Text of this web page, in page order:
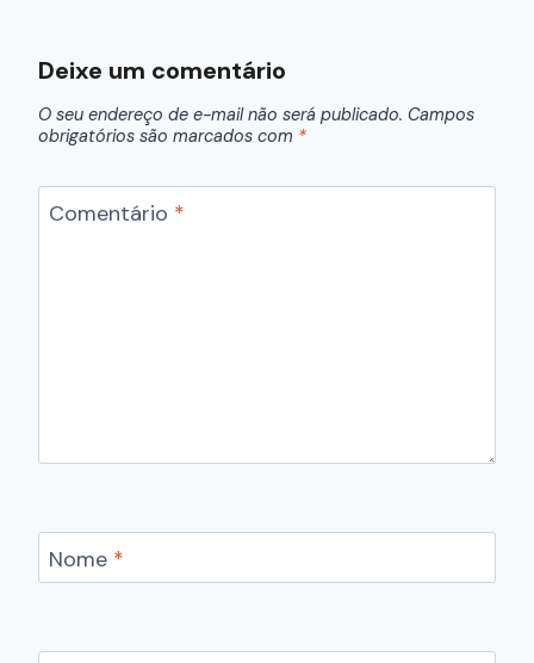
Deixe um comentário
O seu endereço de e-mail não será publicado. Campos
obrigatórios são marcados com *
Comentário *
Nome *